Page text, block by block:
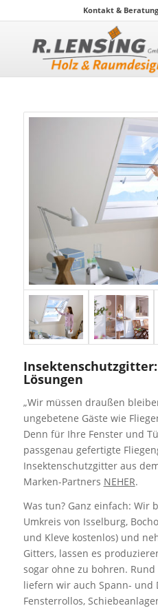
Kontakt & Beratung
Insektenschutzgitter:
Lösungen
„Wir müssen draußen
ungebetene Gäste wie
Denn für Ihre Fenster und
passgenau gefertigte
Insektenschutzgitter aus
Marken-Partners NEHER.
Was tun? Ganz einfach: Wir
Umkreis von Isselburg,
und Kleve kostenlos) und
Gitters, lassen es
sogar ohne zu bohren.
liefern wir auch Spann- und
Fensterrollos,